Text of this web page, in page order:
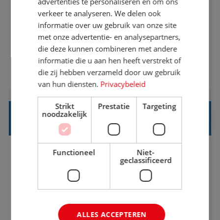
Met jouw ervaring in de reisbranche of
achtergrond in toerisme ben je klaar voor de
volgende stap. Vanaf je stoel reis je de hele
wereld over en speel je moeiteloos in op de
wensen van je team, je klant en wat er in de
reiswereld gebeurt. Met je enthousiasme weet je
klanten te overtuigen om die droomreis te
boeken! ...
BEKIJK VACATURE
REISADVISEUR ALLROUND
Aalsmeer, Noord-Holland, Nederland
Baan
MBO
het nu voor jezelf is, of voor een ander: jij vindt
verkeer te analyseren. We delen ook
informatie over uw gebruik van onze site
met onze advertentie- en analysepartners,
die deze kunnen combineren met andere
informatie die u aan hen heeft verstrekt of
die zij hebben verzameld door uw gebruik
van hun diensten. Privacybeleid
Strikt
noodzakelijk
Prestatie Targeting
Functioneel
Niet-
geclassificeerd
ALLES ACCEPTEREN